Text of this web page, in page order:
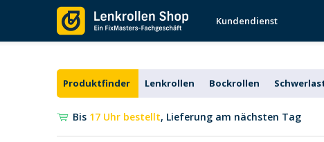
Kundendienst
Produktfinder Lenkrollen Bockrollen
Bis 17 Uhr bestellt, Lieferung am nächsten Tag